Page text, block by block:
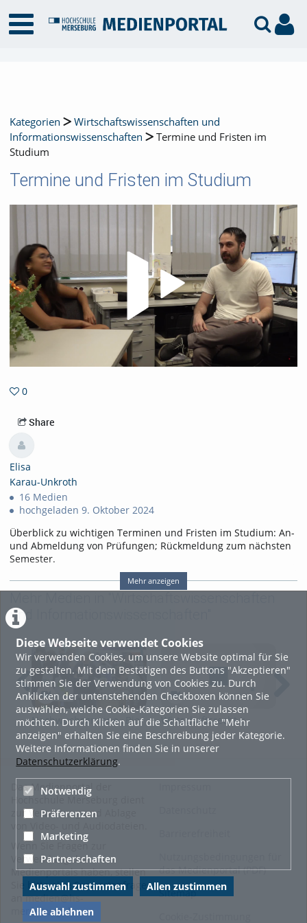
Diese Webseite verwendet Cookies
Wir verwenden Cookies, um unsere Website optimal für Sie
zu gestalten. Mit dem Bestätigen des Buttons "Akzeptieren"
stimmen Sie der Verwendung von Cookies zu. Durch
Anklicken der untenstehenden Checkboxen können Sie
auswählen, welche Cookie-Kategorien Sie zulassen
möchten. Durch Klicken auf die Schaltfläche "Mehr
anzeigen" erhalten Sie eine Beschreibung jeder Kategorie.
Weitere Informationen finden Sie in unserer
Datenschutzerklärung.
Notwendig
Präferenzen
Marketing
Partnerschaften
Auswahl zustimmen
Allen zustimmen
Alle ablehnen
Kategorien
Wirtschaftswissenschaften und
Informationswissenschaften
Termine und Fristen im
Studium
Termine und Fristen im Studium
0
Share
Elisa
Karau-Unkroth
16 Medien
hochgeladen 9. Oktober 2024
Überblick zu wichtigen Terminen und Fristen im Studium: An-
und Abmeldung von Prüfungen; Rückmeldung zum nächsten
Semester.
Tags:
termine; fristen; studium; rückmeldung; prüfung; krankheit;
Kategorien:
Soziale Arbeit.Medien.Kultur
Wirtschaftswissenschaften
und
Informationswissenschaften,
Ingenieur- und
Naturwissenschaften,
Studieren,Wissenschaftliches
Arbeiten
Mehr anzeigen
und Informationswissenschaften"
Nachwuchsgruppe „Bio-
Rohstoffe" auf der
Leipziger Buchmesse
2026
Wirtschaftsrecht I:
Geschäftsfähigkeit,
Formvorschriften
Das Medienportal der
Hochschule Merseburg dient
zur Verwaltung und Ablage
Wenn Sie Fragen zur
Verwendung des
Medienportals haben, stellen
Sie bitte eine Supportanfrage
anmedien@hs-
merseburg.de.
das Medienportal (PDF)
Sitemap